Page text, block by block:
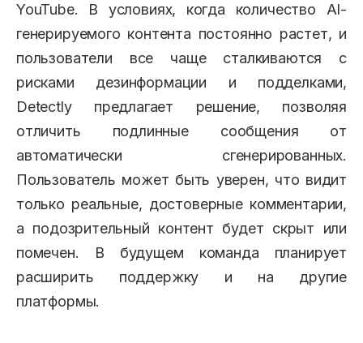
YouTube. В условиях, когда количество AI-
генерируемого контента постоянно растет, и
пользователи все чаще сталкиваются с
рисками дезинформации и подделками,
Detectly предлагает решение, позволяя
отличить подлинные сообщения от
автоматически сгенерированных.
Пользователь может быть уверен, что видит
только реальные, достоверные комментарии,
а подозрительный контент будет скрыт или
помечен. В будущем команда планирует
расширить поддержку и на другие
платформы.